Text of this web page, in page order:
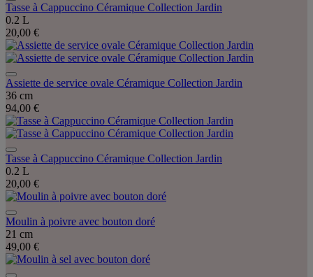
Tasse à Cappuccino Céramique Collection Jardin
0.2 L
20,00 €
Assiette de service ovale Céramique Collection Jardin
36 cm
94,00 €
Tasse à Cappuccino Céramique Collection Jardin
0.2 L
20,00 €
Moulin à poivre avec bouton doré
21 cm
49,00 €